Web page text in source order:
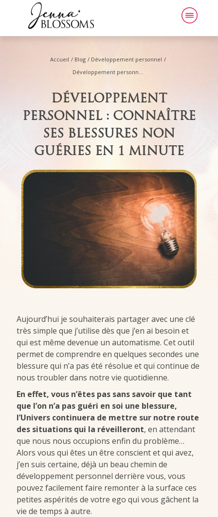
Accueil / Blog / Développement personnel /
DÉVELOPPEMENT
PERSONNEL : CONNAÎTRE
SES BLESSURES NON
GUÉRIES EN 1 MINUTE
Aujourd’hui je souhaiterais partager avec une clé
très simple que j’utilise dès que j’en ai besoin et
qui est même devenue un automatisme. Cet outil
permet de comprendre en quelques secondes une
blessure qui n’a pas été résolue et qui continue de
nous troubler dans notre vie quotidienne.
En effet, vous n’êtes pas sans savoir que tant
que l’on n’a pas guéri en soi une blessure,
l’Univers continuera de mettre sur notre route
des situations qui la réveilleront, en attendant
que nous nous occupions enfin du problème…
Alors vous qui êtes un être conscient et qui avez,
j’en suis certaine, déjà un beau chemin de
développement personnel derrière vous, vous
pouvez facilement faire remonter à la surface ces
petites aspérités de votre ego qui vous gâchent la
vie de temps à autre.